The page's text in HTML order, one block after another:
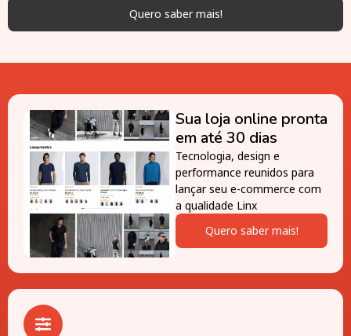
Quero saber mais!
Sua loja online pronta
em até 30 dias
Tecnologia, design e
performance reunidos para
lançar seu e-commerce com
a qualidade Linx
Quero saber mais!